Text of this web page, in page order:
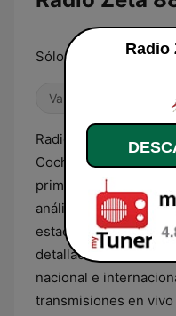
Sólo éxitos...!!!
Variado
Radio Zeta 88.5 FM
Cochabamba,
primordialmente en
análisis de eventos
estación está
detallada sobre la
nacional e
transmisiones en
Radio